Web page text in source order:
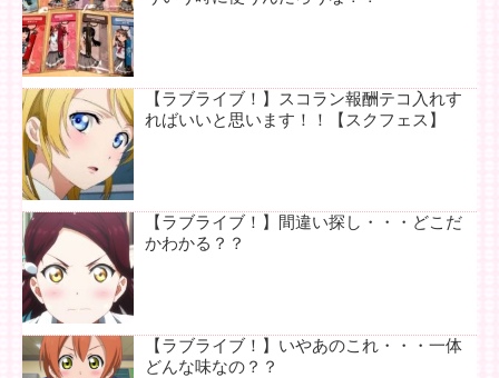
【ラブライブ！】スコラン報酬テコ入れす
ればいいと思います！！【スクフェス】
【ラブライブ！】間違い探し・・・どこだ
かわかる？？
【ラブライブ！】いやあのこれ・・・一体
どんな味なの？？